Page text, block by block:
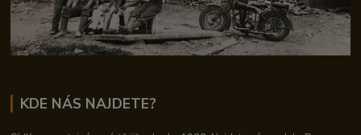
KDE NÁS NAJDETE?